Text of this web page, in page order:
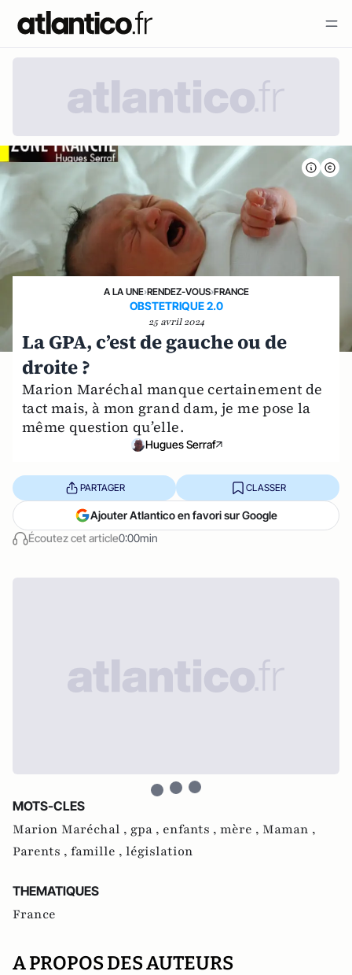
A LA UNE›RENDEZ-VOUS›FRANCE
OBSTETRIQUE 2.0
25 avril 2024
La GPA, c’est de gauche ou de
droite ?
Marion Maréchal manque certainement de
tact mais, à mon grand dam, je me pose la
même question qu’elle.
Hugues Serraf
Écoutez cet article0:00min
PARTAGER CLASSER
Ajouter Atlantico en favori sur Google
MOTS-CLES
Marion Maréchal , gpa , enfants , mère , Maman ,
Parents , famille , législation
THEMATIQUES
France
A PROPOS DES AUTEURS